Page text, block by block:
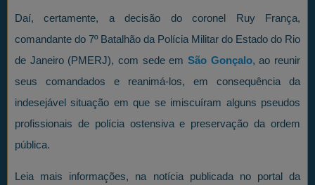
Daí, certamente, a decisão do coronel Ruy França,
comandante do 7º Batalhão da Polícia Militar do Estado do Rio
de Janeiro (PMERJ), com sede em São Gonçalo, ao reunir
seus comandados e reanimá-los, em consequência da
indesejável situação em que se imiscuíram alguns pseudos
profissionais de polícia ostensiva e preservação da ordem
pública.
Leia mais informações, na notícia publicada no portal da